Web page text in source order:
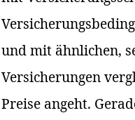
und mit ähnlichen,
Versicherungen
Preise angeht.